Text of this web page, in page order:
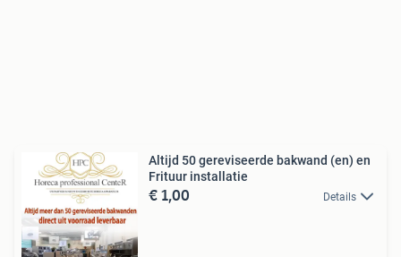
Altijd 50 gereviseerde bakwand (en) en
Frituur installatie
€ 1,00 Details